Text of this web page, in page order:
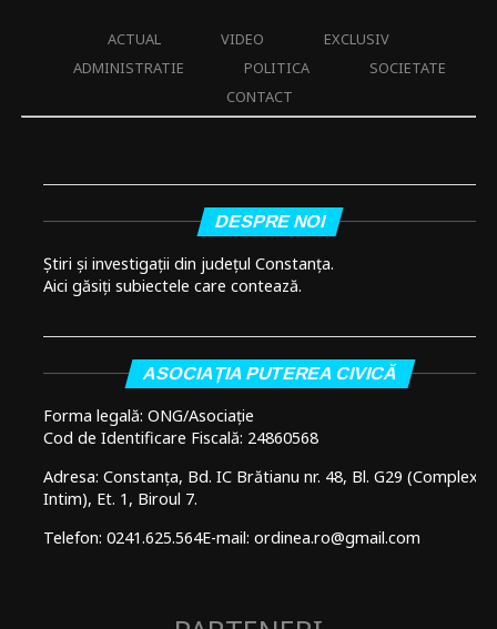
ACTUAL VIDEO
EXCLUSIV
ADMINISTRATIE
POLITICA
SOCIETATE
CONTACT
DESPRE NOI
Știri și investigații din județul Constanța.
Aici găsiți subiectele care contează.
ASOCIAȚIA PUTEREA CIVICĂ
Forma legală: ONG/Asociație
Cod de Identificare Fiscală: 24860568
Adresa: Constanța, Bd. IC Brătianu nr. 48, Bl. G29 (Complex
Intim), Et. 1, Biroul 7.
Telefon: 0241.625.564E-mail: ordinea.ro@gmail.com